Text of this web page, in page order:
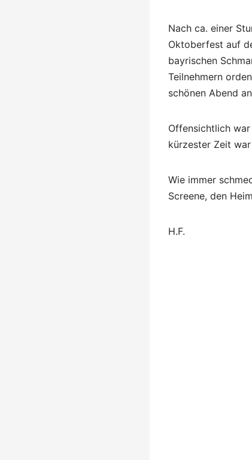
Nach ca. einer
Oktoberfest auf
bayrischen
Teilnehmern
schönen Abend
Offensichtlich
kürzester Zeit
Wie immer
Screene, den
H.F.